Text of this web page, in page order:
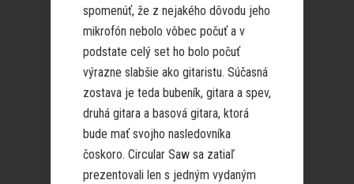
spomenúť, že z nejakého dôvodu jeho
mikrofón nebolo vôbec počuť a v
podstate celý set ho bolo počuť
výrazne slabšie ako gitaristu. Súčasná
zostava je teda bubeník, gitara a spev,
druhá gitara a basová gitara, ktorá
bude mať svojho nasledovníka
čoskoro. Circular Saw sa zatiaľ
prezentovali len s jedným vydaným